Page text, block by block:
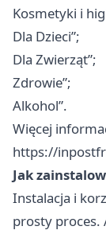
Kosmetyki i
Dla Dzieci”;
Dla Zwierząt”;
Zdrowie”;
Alkohol”.
Więcej
https://
Jak
Instalacja i
prosty proces.